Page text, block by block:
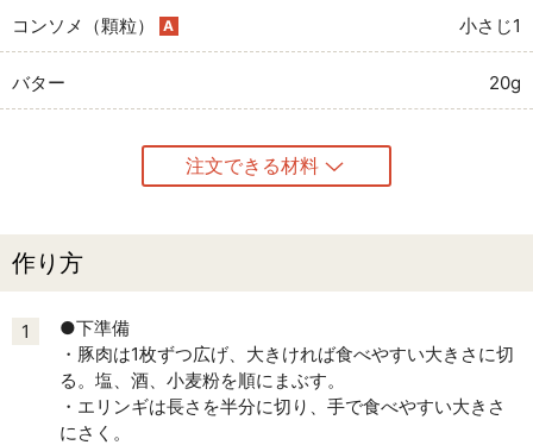
コンソメ（顆粒） A 小さじ1
バター 20g
注文できる材料
作り方
1
●下準備
・豚肉は1枚ずつ広げ、大きければ食べやすい大きさに切
る。塩、酒、小麦粉を順にまぶす。
・エリンギは長さを半分に切り、手で食べやすい大きさ
にさく。